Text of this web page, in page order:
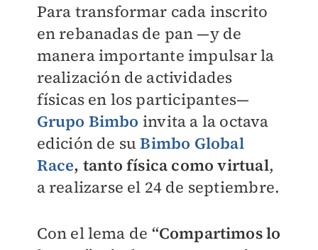
Para transformar cada inscrito
en rebanadas de pan —y de
manera importante impulsar la
realización de actividades
físicas en los participantes—
Grupo Bimbo invita a la octava
edición de suBimbo Global
Race, tanto física como virtual,
a realizarse el 24 de septiembre.
Con el lema de “Compartimos lo